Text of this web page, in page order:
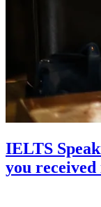
IELTS
you